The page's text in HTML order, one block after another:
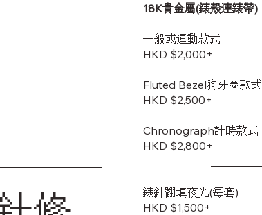
18K貴金屬(錶殼連錶帶)
一般或運動款式
HKD $2,000+
Fluted Bezel狗牙圈款式
HKD $2,500+
Chronograph計時款式
HKD $2,800+
錶針翻填夜光(每套)
HKD $1,500+